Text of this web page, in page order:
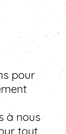
pour
à nous
tout